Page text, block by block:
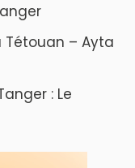
– Ayta
: Le